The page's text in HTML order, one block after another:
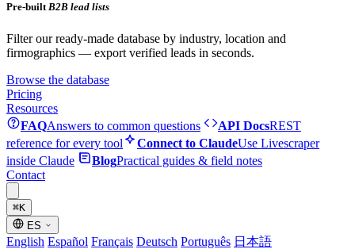
Pre-builtB2B lead lists
Filter our ready-made database by industry, location and
firmographics — export verified leads in seconds.
Browse the database
Pricing
Resources
FAQAnswers to common questions API DocsREST
reference for every tool
Connect to ClaudeUse Livescraper
inside Claude
BlogPractical guides & field notes
Contact
⌘K
ES
English Español Français Deutsch Português 日本語